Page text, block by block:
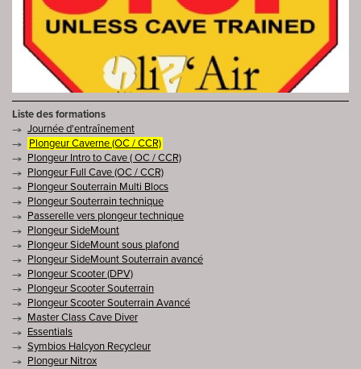
Liste des formations
Journée d'entraînement
Plongeur Caverne (OC / CCR)
Plongeur Intro to Cave ( OC / CCR)
Plongeur Full Cave (OC / CCR)
Plongeur Souterrain Multi Blocs
Plongeur Souterrain technique
Passerelle vers plongeur technique
Plongeur SideMount
Plongeur SideMount sous plafond
Plongeur SideMount Souterrain avancé
Plongeur Scooter (DPV)
Plongeur Scooter Souterrain
Plongeur Scooter Souterrain Avancé
Master Class Cave Diver
Essentials
Symbios Halcyon Recycleur
Plongeur Nitrox